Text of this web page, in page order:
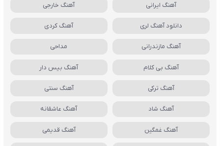
آهنگ ایرانی آهنگ خارجی
دانلود آهنگ لری آهنگ کردی
آهنگ مازندرانی مداحی
آهنگ بی کلام آهنگ بیس دار
آهنگ ترکی آهنگ سنتی
آهنگ شاد آهنگ عاشقانه
آهنگ غمگین آهنگ قدیمی